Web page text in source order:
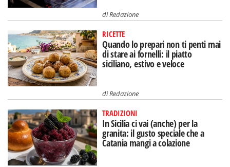
diRedazione
RICETTE
Quando lo prepari non ti penti mai
di stare ai fornelli: il piatto
siciliano, estivo e veloce
diRedazione
TRADIZIONI
In Sicilia ci vai (anche) per la
granita: il gusto speciale che a
Catania mangi a colazione